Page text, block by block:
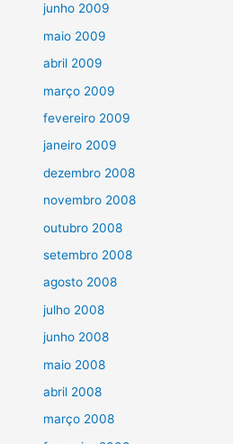
junho 2009
maio 2009
abril 2009
março 2009
fevereiro 2009
janeiro 2009
dezembro 2008
novembro 2008
outubro 2008
setembro 2008
agosto 2008
julho 2008
junho 2008
maio 2008
abril 2008
março 2008